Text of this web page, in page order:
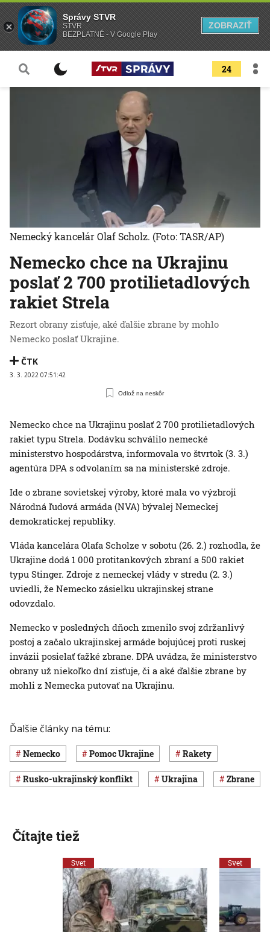
24
Nemecko chce na Ukrajinu
poslať 2 700 protilietadlových
rakiet Strela
Rezort obrany zisťuje, aké ďalšie zbrane by mohlo
Nemecko poslať Ukrajine.
ČTK
3. 3. 2022 07:51:42
Odlož na neskôr
Nemecký kancelár Olaf Scholz. (Foto: TASR/AP)
Nemecko chce na Ukrajinu poslať 2 700 protilietadlových
rakiet typu Strela. Dodávku schválilo nemecké
ministerstvo hospodárstva, informovala vo štvrtok (3. 3.)
agentúra DPA s odvolaním sa na ministerské zdroje.
Ide o zbrane sovietskej výroby, ktoré mala vo výzbroji
Národná ľudová armáda (NVA) bývalej Nemeckej
demokratickej republiky.
Vláda kancelára Olafa Scholze v sobotu (26. 2.) rozhodla, že
Ukrajine dodá 1 000 protitankových zbraní a 500 rakiet
typu Stinger. Zdroje z nemeckej vlády v stredu (2. 3.)
uviedli, že Nemecko zásielku ukrajinskej strane
odovzdalo.
Nemecko v posledných dňoch zmenilo svoj zdržanlivý
postoj a začalo ukrajinskej armáde bojujúcej proti ruskej
invázii posielať ťažké zbrane. DPA uvádza, že ministerstvo
obrany už niekoľko dní zisťuje, či a aké ďalšie zbrane by
mohli z Nemecka putovať na Ukrajinu.
Ďalšie články na tému:
Nemecko pomoc Ukrajine rakety
rusko-ukrajinský konflikt Ukrajina zbrane
Čítajte tiež
Svet Svet
Správy STVR
STVR
BEZPLATNÉ - V Google Play
ZOBRAZIŤ